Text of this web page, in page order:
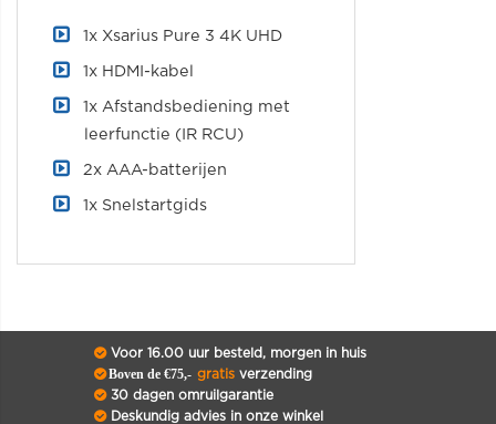
1x Xsarius Pure 3 4K UHD
1x HDMI-kabel
1x Afstandsbediening met
leerfunctie (IR RCU)
2x AAA-batterijen
1x Snelstartgids
Voor 16.00 uur besteld, morgen in huis
Boven de €75,- gratisverzending
30 dagen omruilgarantie
Deskundig advies in onze winkel